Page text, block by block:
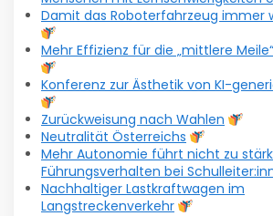
Damit das Roboterfahrzeug immer
Mehr Effizienz für die „mittlere
Konferenz zur Ästhetik von KI-
Zurückweisung nach Wahlen
Neutralität Österreichs
Mehr Autonomie führt nicht zu
Führungsverhalten bei
Nachhaltiger Lastkraftwagen im
Langstreckenverkehr